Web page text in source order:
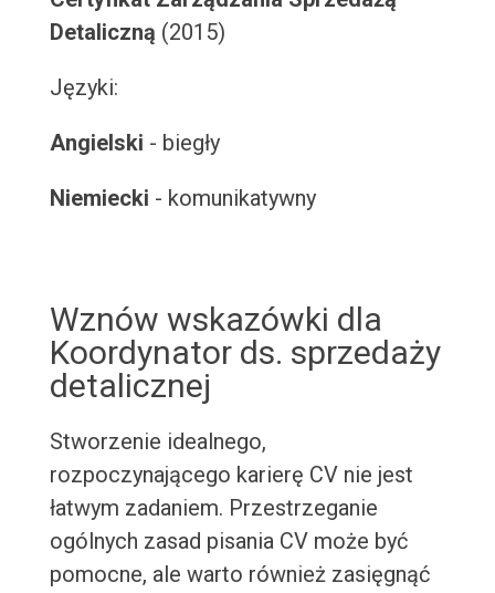
Detaliczną (2015)
Języki:
Angielski - biegły
Niemiecki - komunikatywny
Wznów wskazówki dla
Koordynator ds. sprzedaży
detalicznej
Stworzenie idealnego,
rozpoczynającego karierę CV nie jest
łatwym zadaniem. Przestrzeganie
ogólnych zasad pisania CV może być
pomocne, ale warto również zasięgnąć